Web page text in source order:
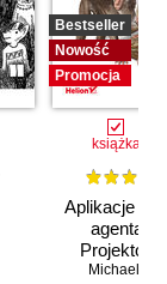
Bestseller
Nowość
Promocja
książka
Aplikacje
agentach
Michael